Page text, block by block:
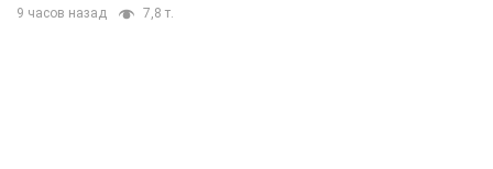
9 часов назад 7,8 т.